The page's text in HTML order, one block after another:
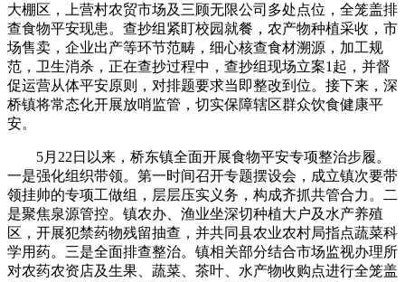
大棚区，上营村农贸市场及三顾无限公司多处点位，全笼盖排
查食物平安现患。查抄组紧盯校园就餐，农产物种植采收，市
场售卖，企业出产等环节范畴，细心核查食材溯源，加工规
范，卫生消杀，正在查抄过程中，查抄组现场立案1起，并督
促运营从体平安原则，对排题要求当即整改到位。接下来，深
桥镇将常态化开展放哨监管，切实保障辖区群众饮食健康平
安。
5月22日以来，桥东镇全面开展食物平安专项整治步履。
一是强化组织带领。第一时间召开专题摆设会，成立镇次要带
领挂帅的专项工做组，层层压实义务，构成齐抓共管合力。二
是聚焦泉源管控。镇农办、渔业坐深切种植大户及水产养殖
区，开展犯禁药物残留抽查，并共同县农业农村局指点蔬菜科
学用药。三是全面排查整治。镇相关部分结合市场监视办理所
对农药农资店及生果、蔬菜、茶叶、水产物收购点进行全笼盖